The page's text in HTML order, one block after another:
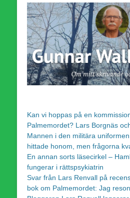
Kan vi hoppas på en
Palmemordet? Lars Borgnäs
Mannen i den militära
hittade honom, men frågorna
En annan sorts läsecirkel –
fungerar i rättspsykiatrin
Svar från Lars Renvall på
bok om Palmemordet: Jag